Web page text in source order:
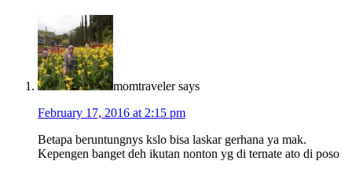
momtraveler says
February 17, 2016 at 2:15 pm
Betapa beruntungnys kslo bisa laskar gerhana ya mak.
Kepengen banget deh ikutan nonton yg di ternate ato di poso